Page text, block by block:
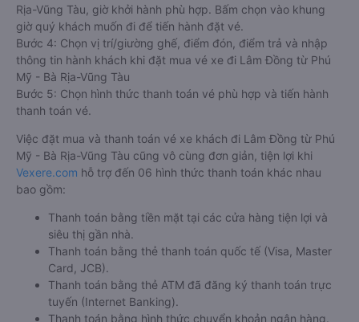
Rịa-Vũng Tàu, giờ khởi hành phù hợp. Bấm chọn vào khung
giờ quý khách muốn đi để tiến hành đặt vé.
Bước 4: Chọn vị trí/giường ghế, điểm đón, điểm trả và nhập
thông tin hành khách khi đặt mua vé xe đi Lâm Đồng từ Phú
Mỹ - Bà Rịa-Vũng Tàu
Bước 5: Chọn hình thức thanh toán vé phù hợp và tiến hành
thanh toán vé.
Việc đặt mua và thanh toán vé xe khách đi Lâm Đồng từ Phú
Mỹ - Bà Rịa-Vũng Tàu cũng vô cùng đơn giản, tiện lợi khi
Vexere.com hỗ trợ đến 06 hình thức thanh toán khác nhau
bao gồm:
Thanh toán bằng tiền mặt tại các cửa hàng tiện lợi và
siêu thị gần nhà.
Thanh toán bằng thẻ thanh toán quốc tế (Visa, Master
Card, JCB).
Thanh toán bằng thẻ ATM đã đăng ký thanh toán trực
tuyến (Internet Banking).
Thanh toán bằng hình thức chuyển khoản ngân hàng.